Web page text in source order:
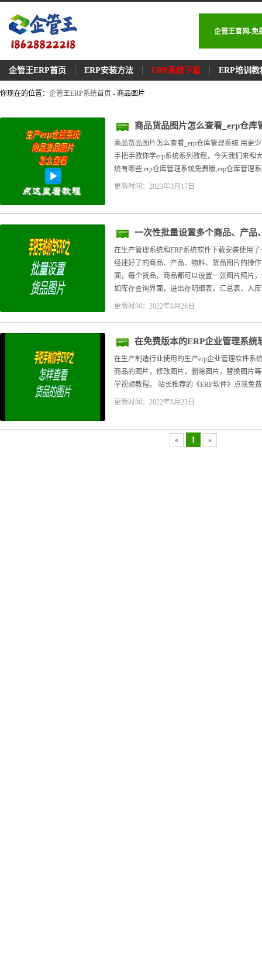
企管王官网-免
企管王ERP首页 ERP安装方法 ERP系统下载 ERP培训教
你现在的位置： 企管王ERP系统首页 - 商品图片
商品货品图片怎么查看_erp仓库
商品货品图片怎么查看_erp仓库管理系统 用更
手把手教你学erp系统系列教程，今天我们来和
统有哪些,erp仓库管理系统免费版,erp仓库管理
更新时间：2023年3月17日
一次性批量设置多个商品、产品
程
在生产管理系统和ERP系统软件下载安装使用
经建好了的商品、产品、物料、货品图片的操
面，每个货品，商品都可以设置一张图片照片
如库存查询界面，进出存明细表，汇总表，入
更新时间：2022年8月26日
在免费版本的ERP企业管理系统
图
在生产制造行业使用的生产erp企业管理软件系
商品的图片，修改图片，删除图片，替换图片
学视频教程。 站长推荐的《ERP软件》点我
更新时间：2022年8月23日
« 1 »